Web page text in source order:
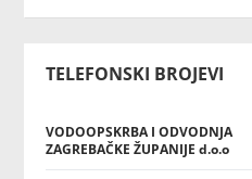
TELEFONSKI BROJEVI
VODOOPSKRBA I ODVODNJA
ZAGREBAČKE ŽUPANIJE d.o.o